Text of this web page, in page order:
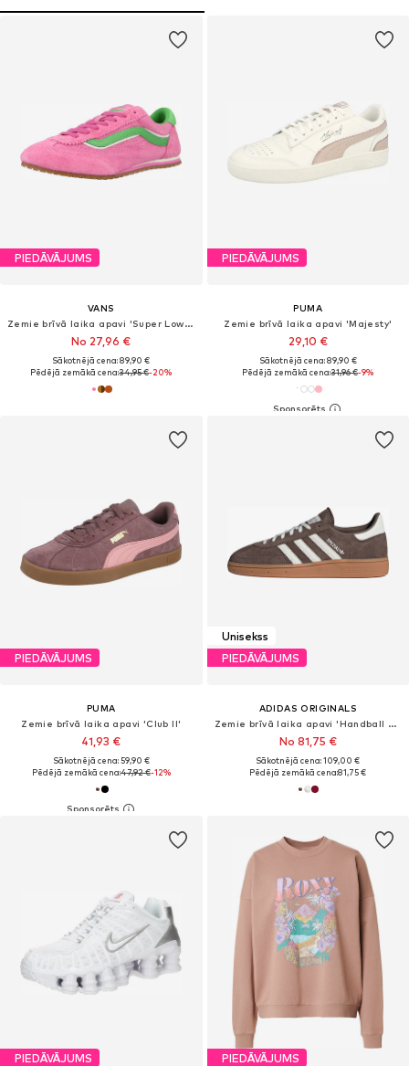
PIEDĀVĀJUMS
VANS
Zemie brīvā laika apavi 'Super Lowpro'
No 27,96 €
Sākotnējā cena: 89,90 €
Pēdējā zemākā cena:34,95 €-20%
PIEDĀVĀJUMS
PUMA
Zemie brīvā laika apavi 'Majesty'
29,10 €
Sākotnējā cena: 89,90 €
Pēdējā zemākā cena:31,96 €-9%
PIEDĀVĀJUMS
PUMA
Zemie brīvā laika apavi 'Club II'
41,93 €
Sākotnējā cena: 59,90 €
Pēdējā zemākā cena:47,92 €-12%
Unisekss
PIEDĀVĀJUMS
ADIDAS ORIGINALS
Zemie brīvā laika apavi 'Handball Spezial'
No 81,75 €
Sākotnējā cena: 109,00 €
Pēdējā zemākā cena:81,75 €
PIEDĀVĀJUMS PIEDĀVĀJUMS